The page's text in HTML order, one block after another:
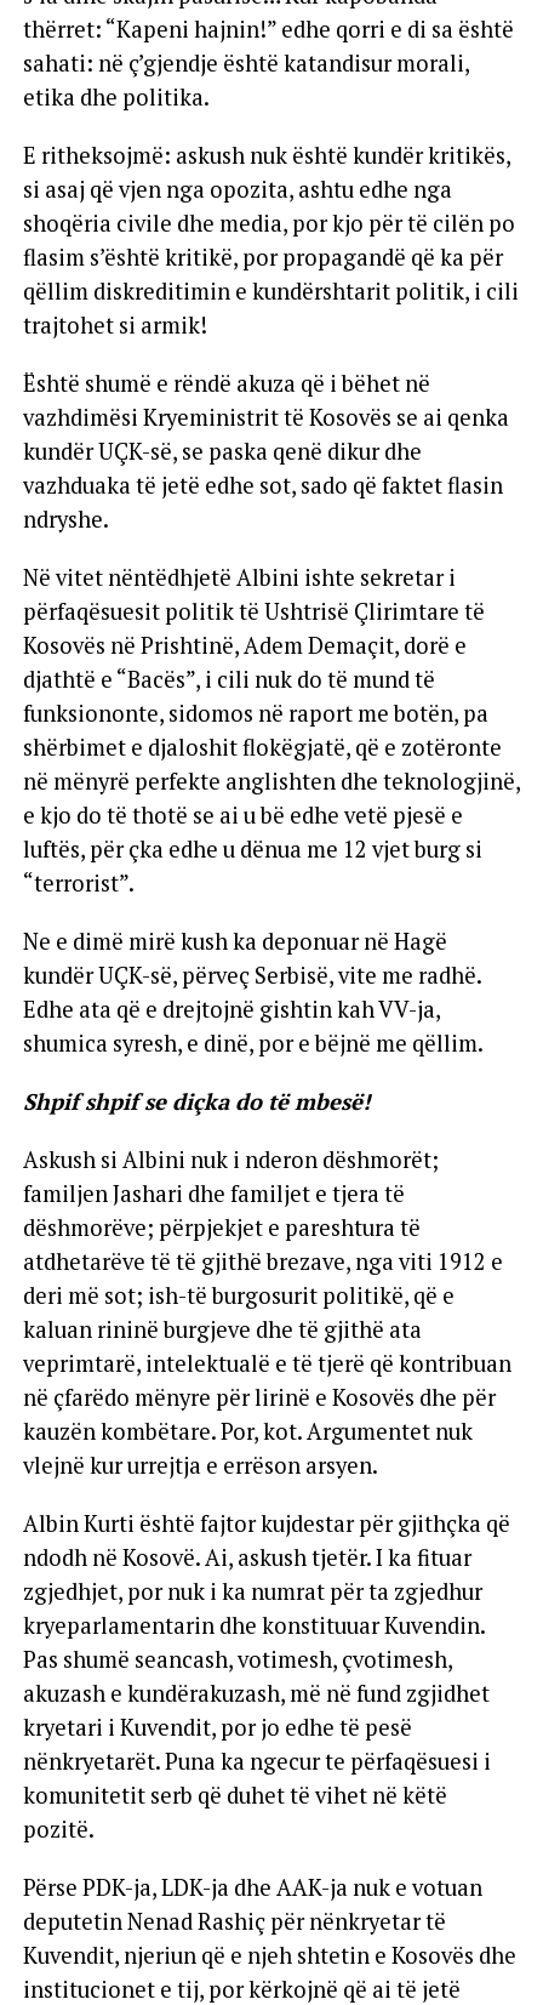
thërret: “Kapeni hajnin!” edhe qorri e di sa është
sahati: në ç’gjendje është katandisur morali,
etika dhe politika.
E ritheksojmë: askush nuk është kundër kritikës,
si asaj që vjen nga opozita, ashtu edhe nga
shoqëria civile dhe media, por kjo për të cilën po
flasim s’është kritikë, por propagandë që ka për
qëllim diskreditimin e kundërshtarit politik, i cili
trajtohet si armik!
Është shumë e rëndë akuza që i bëhet në
vazhdimësi Kryeministrit të Kosovës se ai qenka
kundër UÇK-së, se paska qenë dikur dhe
vazhduaka të jetë edhe sot, sado që faktet flasin
ndryshe.
Në vitet nëntëdhjetë Albini ishte sekretar i
përfaqësuesit politik të Ushtrisë Çlirimtare të
Kosovës në Prishtinë, Adem Demaçit, dorë e
djathtë e “Bacës”, i cili nuk do të mund të
funksiononte, sidomos në raport me botën, pa
shërbimet e djaloshit flokëgjatë, që e zotëronte
në mënyrë perfekte anglishten dhe teknologjinë,
e kjo do të thotë se ai u bë edhe vetë pjesë e
luftës, për çka edhe u dënua me 12 vjet burg si
“terrorist”.
Ne e dimë mirë kush ka deponuar në Hagë
kundër UÇK-së, përveç Serbisë, vite me radhë.
Edhe ata që e drejtojnë gishtin kah VV-ja,
shumica syresh, e dinë, por e bëjnë me qëllim.
Shpif shpif se diçka do të mbesë!
Askush si Albini nuk i nderon dëshmorët;
familjen Jashari dhe familjet e tjera të
dëshmorëve; përpjekjet e pareshtura të
atdhetarëve të të gjithë brezave, nga viti 1912 e
deri më sot; ish-të burgosurit politikë, që e
kaluan rininë burgjeve dhe të gjithë ata
veprimtarë, intelektualë e të tjerë që kontribuan
në çfarëdo mënyre për lirinë e Kosovës dhe për
kauzën kombëtare. Por, kot. Argumentet nuk
vlejnë kur urrejtja e errëson arsyen.
Albin Kurti është fajtor kujdestar për gjithçka që
ndodh në Kosovë. Ai, askush tjetër. I ka fituar
zgjedhjet, por nuk i ka numrat për ta zgjedhur
kryeparlamentarin dhe konstituuar Kuvendin.
Pas shumë seancash, votimesh, çvotimesh,
akuzash e kundërakuzash, më në fund zgjidhet
kryetari i Kuvendit, por jo edhe të pesë
nënkryetarët. Puna ka ngecur te përfaqësuesi i
komunitetit serb që duhet të vihet në këtë
pozitë.
Përse PDK-ja, LDK-ja dhe AAK-ja nuk e votuan
deputetin Nenad Rashiç për nënkryetar të
Kuvendit, njeriun që e njeh shtetin e Kosovës dhe
institucionet e tij, por kërkojnë që ai të jetë